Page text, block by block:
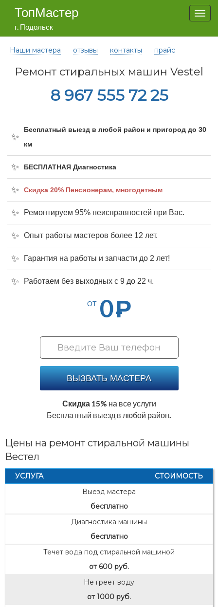
ТопМастер
г. Подольск
Наши мастера отзывы контакты прайс
Ремонт стиральных машин Vestel
8 967 555 72 25
Бесплатный выезд в любой район и пригород до 30
км
БЕСПЛАТНАЯ Диагностика
Cкидка 20% Пенсионерам, многодетным
Ремонтируем 95% неисправностей при Вас.
Опыт работы мастеров более 12 лет.
Гарантия на работы и запчасти до 2 лет!
Работаем без выходных с 9 до 22 ч.
ОТ 0Р
ВЫЗВАТЬ МАСТЕРА
Скидка 15% на все услуги
Бесплатный выезд в любой район.
Цены на ремонт стиральной машины
Вестел
УСЛУГА
СТОИМОСТЬ
Выезд мастера
бесплатно
Диагностика машины
бесплатно
Течет вода под стиральной машиной
от 600 руб.
Не греет воду
от 1000 руб.